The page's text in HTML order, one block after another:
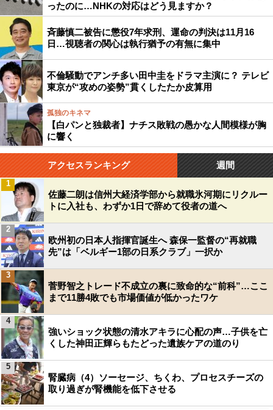
ったのに…NHKの対応はどう見ますか？
斉藤慎二被告に懲役7年求刑、運命の判決は11月16
日…視聴者の関心は執行猶予の有無に集中
不倫騒動でアンチ多い田中圭をドラマ主演に？ テレビ
東京が“攻めの姿勢”貫くしたたか皮算用
孤独のキネマ
【白パンと独裁者】ナチス敗戦の愚かな人間模様が胸
に響く
アクセスランキング 週間
佐藤二朗は信州大経済学部から就職氷河期にリクルー
トに入社も、わずか1日で辞めて役者の道へ
1
欧州初の日本人指揮官誕生へ 森保一監督の“再就職
先”は「ベルギー1部の日系クラブ」一択か
2
菅野智之トレード不成立の裏に致命的な“前科”…ここ
まで11勝4敗でも市場価値が低かったワケ
3
強いショック状態の清水アキラに心配の声…子供を亡
くした神田正輝らもたどった遺族ケアの道のり
4
腎臓病（4）ソーセージ、ちくわ、プロセスチーズの
取り過ぎが腎機能を低下させる
5